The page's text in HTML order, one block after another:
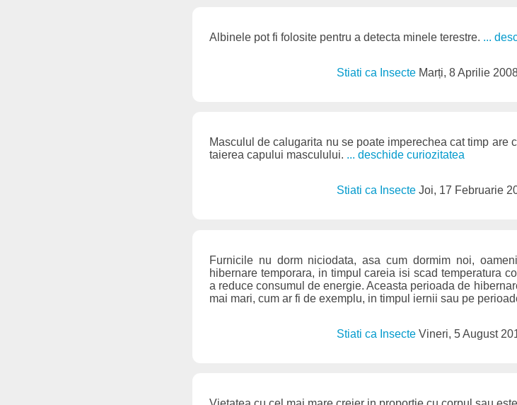
Albinele pot fi folosite pentru a detecta minele terestre. ...
Stiati ca Insecte Marți, 8 Aprilie
Masculul de calugarita nu se poate imperechea cat timp are
taierea capului masculului. ... deschide curiozitatea
Stiati ca InsecteJoi, 17 Februarie
Furnicile nu dorm niciodata, asa cum dormim noi,
hibernare temporara, in timpul careia isi scad temperatura
a reduce consumul de energie. Aceasta perioada de
mai mari, cum ar fi de exemplu, in timpul iernii sau pe
Stiati ca InsecteVineri, 5 August